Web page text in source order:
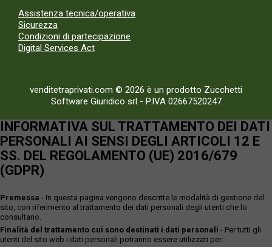
Assistenza tecnica/operativa
Sicurezza
Condizioni di partecipazione
Digital Services Act
venditetraprivati.com © 2026 è un prodotto Zucchetti
Software Giuridico srl - P.IVA 02667520247
INFORMATIVA SUL TRATTAMENTO DEI DATI
PERSONALI AI SENSI DEGLI ARTICOLI 12 E
SS. DEL REGOLAMENTO (UE) 2016/679
(GDPR)
Premessa - In questa pagina vengono descritte le modalità di gestione del
sito, con riferimento al trattamento dei dati personali degli utenti che lo
consultano.
Finalità del trattamento cui sono destinati i dati personali - Per tutti gli
utenti del sito web i dati personali potranno essere utilizzati per: